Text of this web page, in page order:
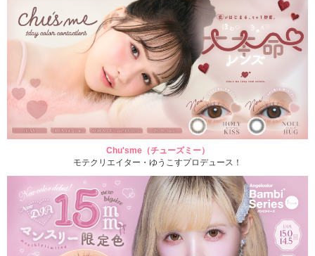
Chu'sme（チューズミー）
モテクリエイター・ゆうこすプロデュース！